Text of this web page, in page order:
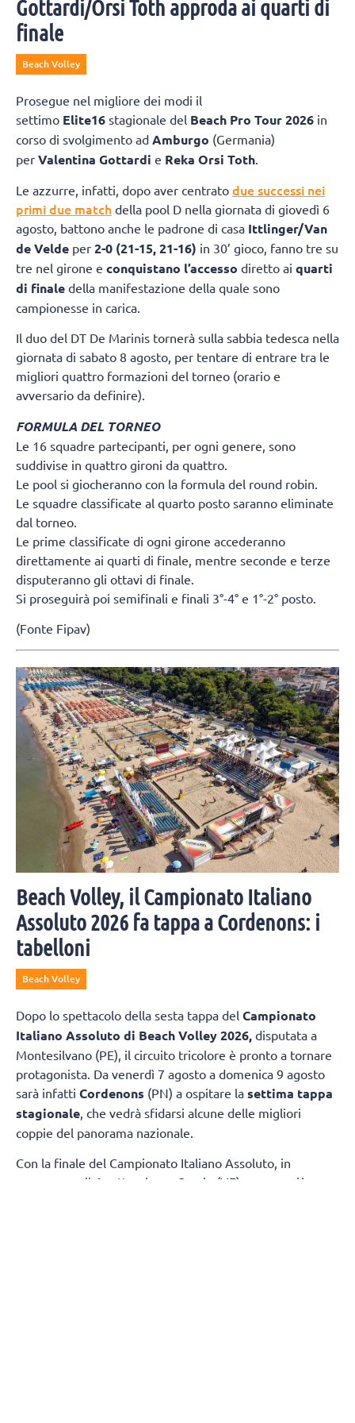
Gottardi/Orsi Toth approda ai quarti di
finale
Beach Volley
Prosegue nel migliore dei modi il
settimo Elite16 stagionale del Beach Pro Tour 2026 in
corso di svolgimento ad Amburgo (Germania)
per Valentina Gottardi e Reka Orsi Toth
Le azzurre, infatti, dopo aver centrato due successi nei
primi due match della pool D nella giornata di giovedì 6
agosto, battono anche le padrone di casa Ittlinger/Van
de Velde per 2-0 (21-15, 21-16) in 30’ gioco, fanno tre su
tre nel girone e conquistano l’accesso diretto ai quarti
di finale della manifestazione della quale sono
campionesse in carica.
Il duo del DT De Marinis tornerà sulla sabbia tedesca nella
giornata di sabato 8 agosto, per tentare di entrare tra le
migliori quattro formazioni del torneo (orario e
avversario da definire).
FORMULA DEL TORNEO
Le 16 squadre partecipanti, per ogni genere, sono
suddivise in quattro gironi da quattro.
Le pool si giocheranno con la formula del round robin.
Le squadre classificate al quarto posto saranno eliminate
dal torneo.
Le prime classificate di ogni girone accederanno
direttamente ai quarti di finale, mentre seconde e terze
disputeranno gli ottavi di finale.
Si proseguirà poi semifinali e finali 3°-4° e 1°-2° posto.
(Fonte Fipav)
Beach Volley, il Campionato Italiano
Assoluto 2026 fa tappa a Cordenons: i
tabelloni
Beach Volley
Dopo lo spettacolo della sesta tappa del Campionato
Italiano Assoluto di Beach Volley 2026, disputata a
Montesilvano (PE), il circuito tricolore è pronto a tornare
protagonista. Da venerdì 7 agosto a domenica 9 agosto
sarà infatti Cordenons (PN) a ospitare la settima tappa
stagionale , che vedrà sfidarsi alcune delle migliori
coppie del panorama nazionale.
Con la finale del Campionato Italiano Assoluto, in
programma il 6 settembre a Caorle (VE) sempre più